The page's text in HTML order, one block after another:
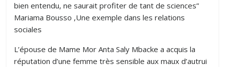
bien entendu, ne saurait profiter de tant de sciences”
Mariama Bousso ,Une exemple dans les relations
sociales
L’épouse de Mame Mor Anta Saly Mbacke a acquis la
réputation d’une femme très sensible aux maux d’autrui